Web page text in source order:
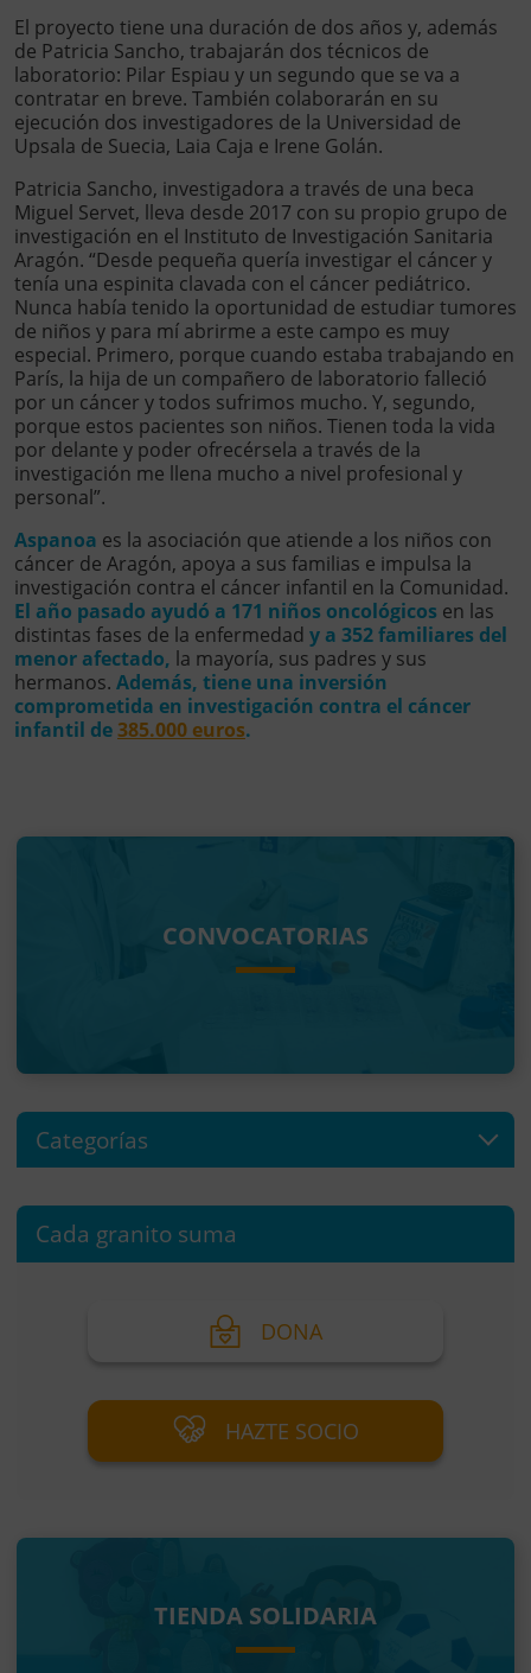
El proyecto tiene una duración de dos años y, además
de Patricia Sancho, trabajarán dos técnicos de
laboratorio: Pilar Espiau y un segundo que se va a
contratar en breve. También colaborarán en su
ejecución dos investigadores de la Universidad de
Upsala de Suecia, Laia Caja e Irene Golán.
Patricia Sancho, investigadora a través de una beca
Miguel Servet, lleva desde 2017 con su propio grupo de
investigación en el Instituto de Investigación Sanitaria
Aragón. “Desde pequeña quería investigar el cáncer y
tenía una espinita clavada con el cáncer pediátrico.
Nunca había tenido la oportunidad de estudiar tumores
de niños y para mí abrirme a este campo es muy
especial. Primero, porque cuando estaba trabajando en
París, la hija de un compañero de laboratorio falleció
por un cáncer y todos sufrimos mucho. Y, segundo,
porque estos pacientes son niños. Tienen toda la vida
por delante y poder ofrecérsela a través de la
investigación me llena mucho a nivel profesional y
personal”.
Aspanoa es la asociación que atiende a los niños con
cáncer de Aragón, apoya a sus familias e impulsa la
investigación contra el cáncer infantil en la Comunidad.
El año pasado ayudó a 171 niños oncológicos en las
distintas fases de la enfermedad y a 352 familiares del
menor afectado, la mayoría, sus padres y sus
hermanos. Además, tiene una inversión
comprometida en investigación contra el cáncer
infantil de385.000 euros.
CONVOCATORIAS
Categorías
Cada granito suma
DONA
HAZTE SOCIO
TIENDA SOLIDARIA